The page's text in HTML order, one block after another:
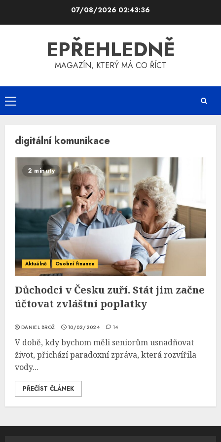
07/08/2026 02:43:36
EPŘEHLEDNĚ
MAGAZÍN, KTERÝ MÁ CO ŘÍCT
Primary
Menu
digitální komunikace
2 minuty
Aktuálně Osobní finance
Důchodci v Česku zuří. Stát jim začne
účtovat zvláštní poplatky
DANIEL BROŽ 10/02/2024 14
V době, kdy bychom měli seniorům usnadňovat
život, přichází paradoxní zpráva, která rozvířila
vody...
PŘEČÍST ČLÁNEK